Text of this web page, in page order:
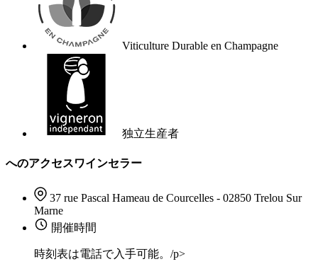
Viticulture Durable en Champagne
独立生産者
へのアクセスワインセラー
37 rue Pascal Hameau de Courcelles - 02850 Trelou Sur
Marne
開催時間
時刻表は電話で入手可能。/p>